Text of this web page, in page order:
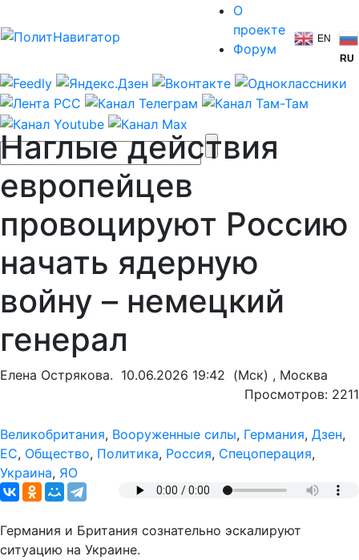
О
проекте
Форум
EN
RU
Наглые действия
европейцев
провоцируют Россию
начать ядерную
войну – немецкий
генерал
Елена Острякова. 10.06.2026 19:42 (Мск) , Москва
Просмотров: 2211
Великобритания, Вооруженные силы, Германия, Дзен,
ЕС, Общество, Политика, Россия, Спецоперация,
Украина, ЯО
Германия и Британия сознательно эскалируют
ситуацию на Украине.